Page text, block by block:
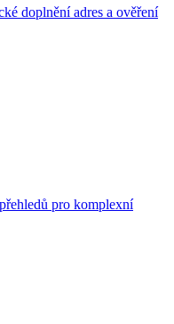
doplnění adres a ověření
pro komplexní